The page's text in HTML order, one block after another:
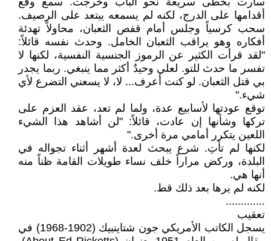
أقدامها على الدرج، لكنه لم يسمعه يبتعد على الرصيف.
سحب كرسياً وجلس أمام قفص الثعبان، محاولاً تهدئة
أفكاره وهو يراقب الثعبان الخامل. وحدث نفسه قائلاً:
"لقد قرأت الكثير عن الرموز الجنسية النفسية، لكنها لا
تفسر ما حدث للتو. لعلي وحيدٌ أكثر مما ينبغي. ربما يجدر
بي قتل الثعبان. لو كنت أعرف... لا، لا يسعني التضرع لأي
شيء."
توقع عودتها لأسابيع عدة، ولما لم تعد، عقد العزم على
تركها وشأنها إن عادت، قائلاً: "لن أشاهد هذا الشيء
اللعين يتكرر أمامي مرة أخرى."
لكنها لم تأتِ. شرع يبحث لعدة أشهر أثناء تجواله في
البلدة، وركض مراراً خلف نساء طويلات القامة ظناً منه
أنها هي.
لكنه لم يرها بعد ذلك قط.
.............
تعقيب
يسجل الكاتب الأمريكي جون شتاينبيك (1902-1968) في